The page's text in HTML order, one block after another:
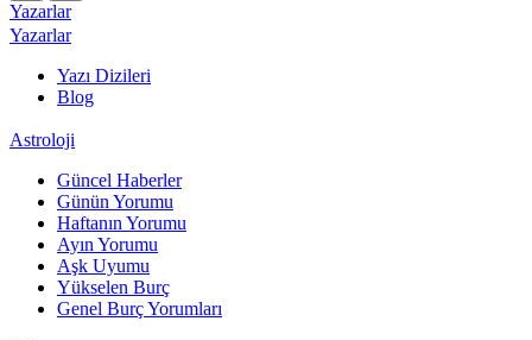
Yazarlar
Yazarlar
Yazı Dizileri
Blog
Astroloji
Güncel Haberler
Günün Yorumu
Haftanın Yorumu
Ayın Yorumu
Aşk Uyumu
Yükselen Burç
Genel Burç Yorumları